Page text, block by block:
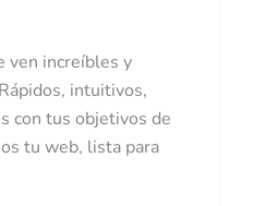
ven increíbles y
intuitivos,
con tus objetivos de
tu web, lista para